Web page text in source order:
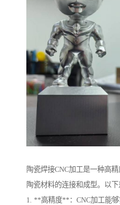
陶瓷焊接CNC加工是一种高
陶瓷材料的连接和成型。以下
1. **高精度**：CNC加工能